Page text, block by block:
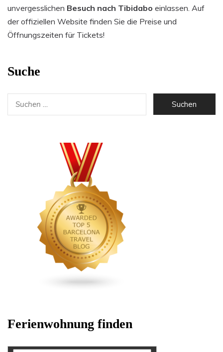
unvergesslichen Besuch nach Tibidabo einlassen. Auf
der offiziellen Website finden Sie die Preise und
Öffnungszeiten für Tickets!
Suche
Ferienwohnung finden